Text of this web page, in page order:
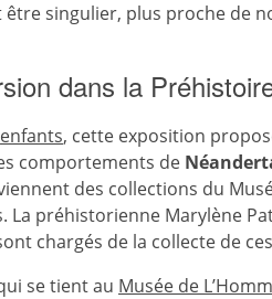
singulier, plus proche de
dans la
enfants, cette exposition
comportements de
des collections du
La préhistorienne Marylène
chargés de la collecte de
se tient au Musée de